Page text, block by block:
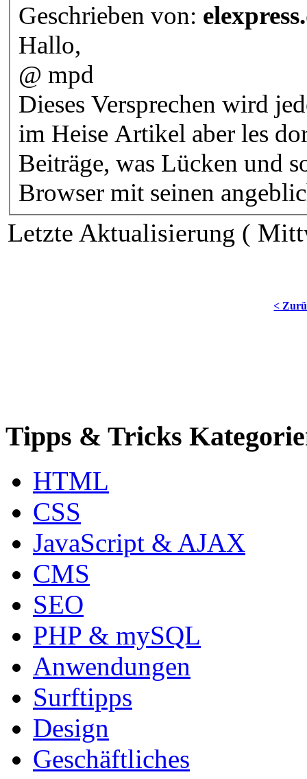
Geschrieben von:
Hallo,
@ mpd
Dieses Versprechen wird
im Heise Artikel aber les
Beiträge, was Lücken und
Browser mit seinen
Letzte Aktualisierung (
<
Tipps & Tricks
HTML
CSS
JavaScript & AJAX
CMS
SEO
PHP & mySQL
Anwendungen
Surftipps
Design
Geschäftliches